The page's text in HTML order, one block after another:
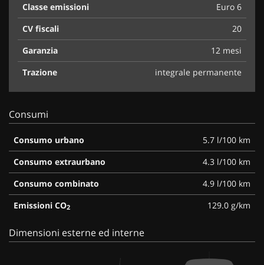
Classe emissioni
Euro 6
CV fiscali
20
Garanzia
12 mesi
Trazione
integrale permanente
Consumi
Consumo urbano
5.7 l/100 km
Consumo extraurbano
4.3 l/100 km
Consumo combinato
4.9 l/100 km
Emissioni CO2 129.0 g/km
Dimensioni esterne ed interne